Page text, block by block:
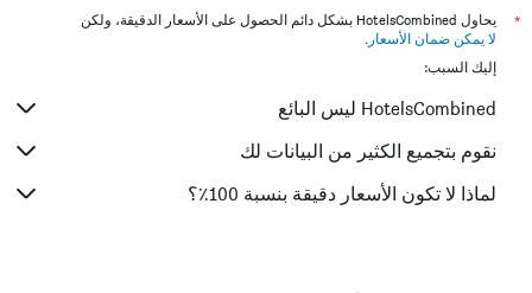
*
يحاول HotelsCombined بشكل دائم الحصول على الأسعار الدقيقة، ولكن
لا يمكن ضمان الأسعار .
إليك السبب:
HotelsCombined ليس البائع
نقوم بتجميع الكثير من البيانات لك
لماذا لا تكون الأسعار دقيقة بنسبة 100٪؟